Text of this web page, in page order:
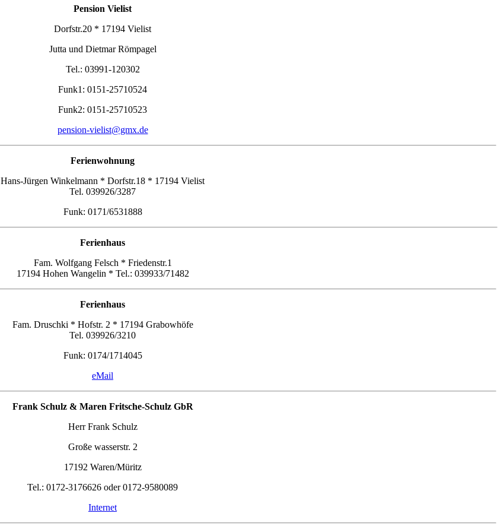
Pension Vielist
Dorfstr.20 * 17194 Vielist
Jutta und Dietmar Römpagel
Tel.: 03991-120302
Funk1: 0151-25710524
Funk2: 0151-25710523
pension-vielist@gmx.de
Ferienwohnung
Hans-Jürgen Winkelmann * Dorfstr.18 * 17194 Vielist
Tel. 039926/3287
Funk: 0171/6531888
Ferienhaus
Fam. Wolfgang Felsch * Friedenstr.1
17194 Hohen Wangelin * Tel.: 039933/71482
Ferienhaus
Fam. Druschki * Hofstr. 2 * 17194 Grabowhöfe
Tel. 039926/3210
Funk: 0174/1714045
eMail
Frank Schulz & Maren Fritsche-Schulz GbR
Herr Frank Schulz
Große wasserstr. 2
17192 Waren/Müritz
Tel.: 0172-3176626 oder 0172-9580089
Internet